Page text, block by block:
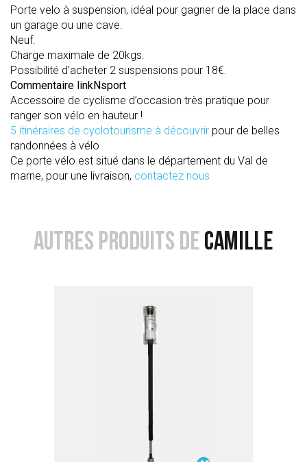
Porte velo à suspension, idéal pour gagner de la place dans
un garage ou une cave.
Neuf.
Charge maximale de 20kgs.
Possibilité d'acheter 2 suspensions pour 18€.
Commentaire linkNsport
Accessoire de cyclisme d’occasion très pratique pour
ranger son vélo en hauteur !
5 itinéraires de cyclotourisme à découvrir pour de belles
randonnées à vélo
Ce porte vélo est situé dans le département du Val de
marne, pour une livraison, contactez nous
AUTRES PRODUITS DE CAMILLE